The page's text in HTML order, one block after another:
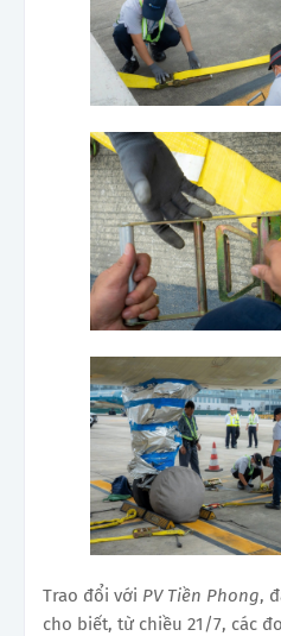
Trao đổi với PV Tiền Phong,
cho biết, từ chiều 21/7, các